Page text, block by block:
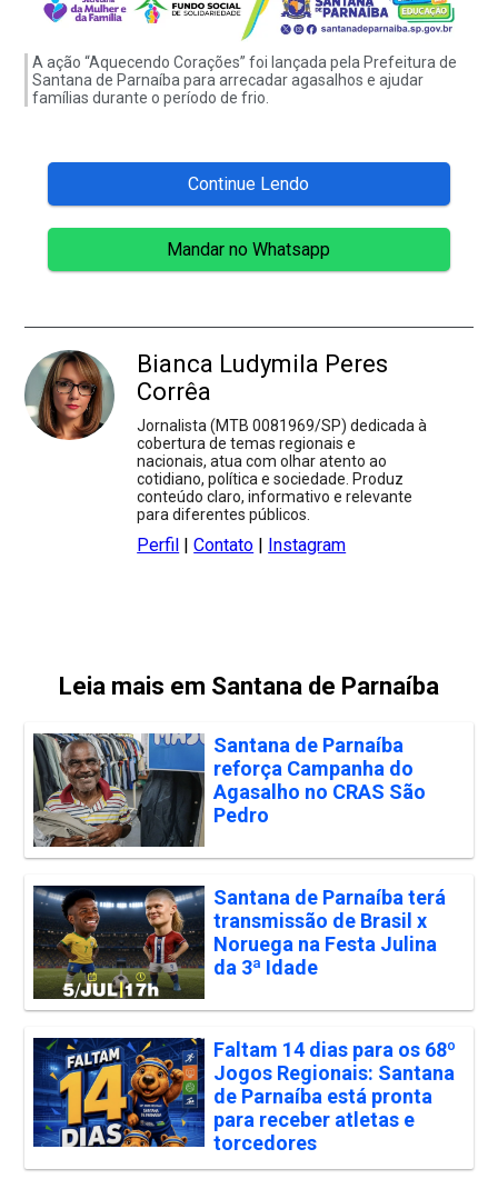
A ação “Aquecendo Corações” foi lançada pela Prefeitura de
Santana de Parnaíba para arrecadar agasalhos e ajudar
famílias durante o período de frio.
Continue Lendo
Mandar no Whatsapp
Bianca Ludymila Peres
Corrêa
Jornalista (MTB 0081969/SP) dedicada à
cobertura de temas regionais e
nacionais, atua com olhar atento ao
cotidiano, política e sociedade. Produz
conteúdo claro, informativo e relevante
para diferentes públicos.
Perfil |Contato | Instagram
Leia mais em Santana de Parnaíba
Santana de Parnaíba
reforça Campanha do
Agasalho no CRAS São
Pedro
Santana de Parnaíba terá
transmissão de Brasil x
Noruega na Festa Julina
da 3ª Idade
Faltam 14 dias para os 68º
Jogos Regionais: Santana
de Parnaíba está pronta
para receber atletas e
torcedores